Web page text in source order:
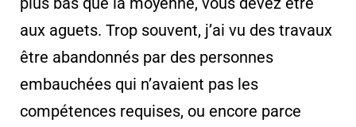
aux aguets. Trop souvent, j’ai vu des travaux
être abandonnés par des personnes
embauchées qui n’avaient pas les
compétences requises, ou encore parce